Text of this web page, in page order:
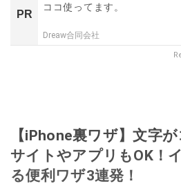
PR
ココ使ってます。
Dreaw合同会社
【iPhone裏ワザ】文字
サイトやアプリもOK！
る便利ワザ3連発！